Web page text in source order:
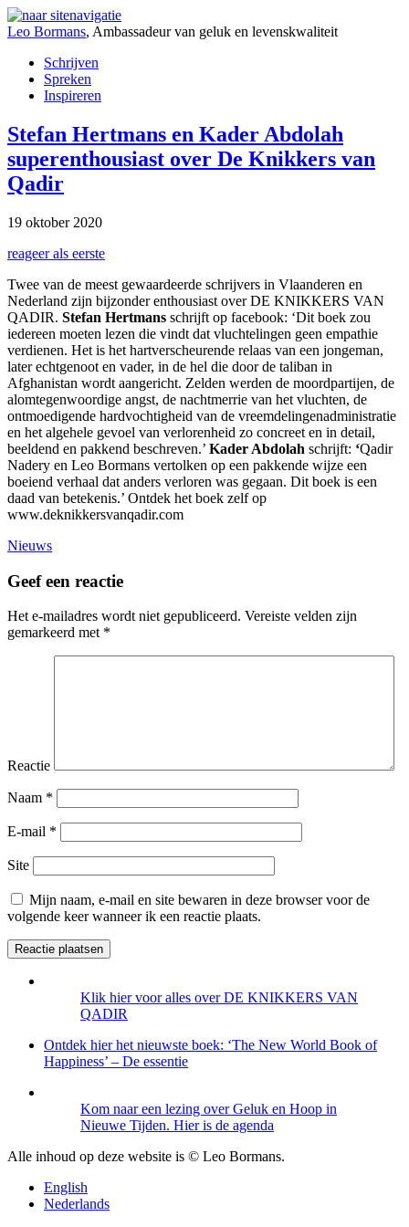
Leo Bormans, Ambassadeur van geluk en levenskwaliteit
Schrijven
Spreken
Inspireren
Stefan Hertmans en Kader Abdolah
superenthousiast over De Knikkers van
Qadir
19 oktober 2020
reageer als eerste
Twee van de meest gewaardeerde schrijvers in Vlaanderen en
Nederland zijn bijzonder enthousiast over DE KNIKKERS VAN
QADIR. Stefan Hertmans schrijft op facebook: ‘Dit boek zou
iedereen moeten lezen die vindt dat vluchtelingen geen empathie
verdienen. Het is het hartverscheurende relaas van een jongeman,
later echtgenoot en vader, in de hel die door de taliban in
Afghanistan wordt aangericht. Zelden werden de moordpartijen, de
alomtegenwoordige angst, de nachtmerrie van het vluchten, de
ontmoedigende hardvochtigheid van de vreemdelingenadministratie
en het algehele gevoel van verlorenheid zo concreet en in detail,
beeldend en pakkend beschreven.’ Kader Abdolah schrijft: ‘Qadir
Nadery en Leo Bormans vertolken op een pakkende wijze een
boeiend verhaal dat anders verloren was gegaan. Dit boek is een
daad van betekenis.’ Ontdek het boek zelf op
www.deknikkersvanqadir.com
Nieuws
Geef een reactie
Het e-mailadres wordt niet gepubliceerd. Vereiste velden zijn
gemarkeerd met *
Reactie
Naam *
E-mail *
Site
Mijn naam, e-mail en site bewaren in deze browser voor de
volgende keer wanneer ik een reactie plaats.
Klik hier voor alles over DE KNIKKERS VAN
QADIR
Ontdek hier het nieuwste boek: ‘The New World Book of
Happiness’ – De essentie
Kom naar een lezing over Geluk en Hoop in
Nieuwe Tijden. Hier is de agenda
Alle inhoud op deze website is © Leo Bormans.
English
Nederlands